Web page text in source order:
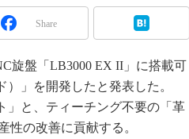
ネット展
プリンタ
デジタルツインとCAE
インダストリー4.0
イノベーション
造業ビッグデータ
Share
旋盤「LB3000 EX II」に搭載可
」を開発したと発表した。
」と、ティーチング不要の「革
性の改善に貢献する。